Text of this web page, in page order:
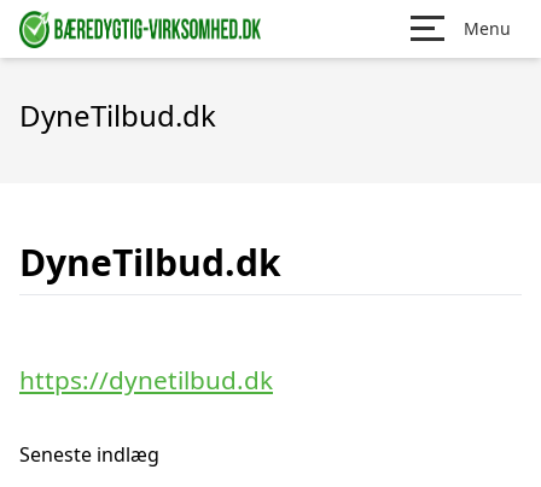
Menu
DyneTilbud.dk
DyneTilbud.dk
https://dynetilbud.dk
Seneste indlæg